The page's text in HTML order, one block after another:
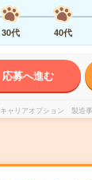
30代 40代
応募へ進む
ャリアオプション 製造事